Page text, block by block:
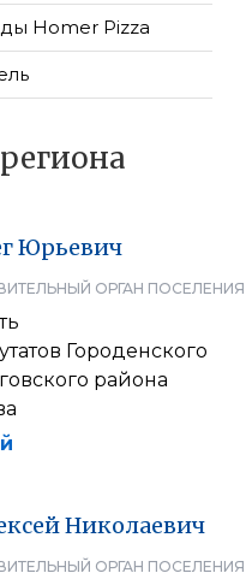
Homer Pizza
Юрьевич
ОРГАН ПОСЕЛЕНИЯ
Городенского
района
Николаевич
ОРГАН ПОСЕЛЕНИЯ